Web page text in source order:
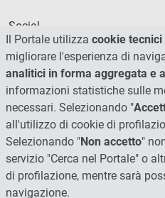
Social
Il Portale utilizza cookie
migliorare l'esperienza di
analitici in forma aggregata e
informazioni statistiche sulle
necessari. Selezionando "
all'utilizzo di cookie di
Selezionando "Non accetto"
servizio "Cerca nel Portale" o
di profilazione, mentre sarà
navigazione.